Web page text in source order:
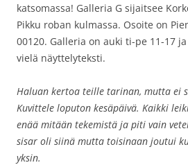
katsomassa! Galleria G sijaitsee
Pikku roban kulmassa. Osoite on
00120. Galleria on auki ti-pe 11-17
vielä näyttelyteksti.
Haluan kertoa teille tarinan, mutta ei
Kuvittele loputon kesäpäivä. Kaikki
enää mitään tekemistä ja piti vain
sisar oli siinä mutta toisinaan joutui
yksin.